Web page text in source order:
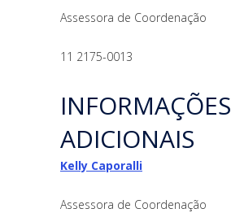
Assessora de Coordenação
11 2175-0013
INFORMAÇÕES
ADICIONAIS
Kelly Caporalli
Assessora de Coordenação